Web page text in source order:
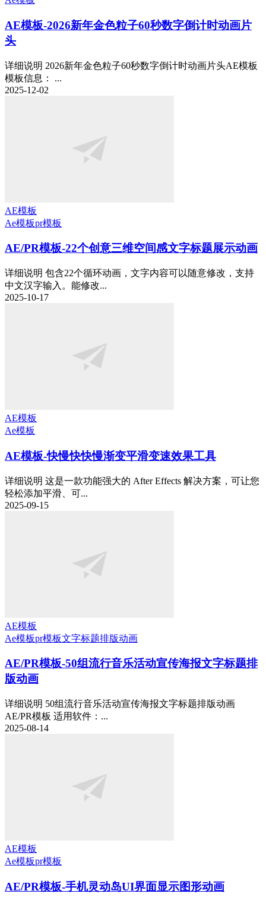
AE模板-2026新年金色粒子60秒数字倒计时动画片
头
详细说明 2026新年金色粒子60秒数字倒计时动画片头AE模板
模板信息： ...
2025-12-02
AE模板
Ae模板pr模板
AE/PR模板-22个创意三维空间感文字标题展示动画
详细说明 包含22个循环动画，文字内容可以随意修改，支持
中文汉字输入。能修改...
2025-10-17
AE模板
Ae模板
AE模板-快慢快快慢渐变平滑变速效果工具
详细说明 这是一款功能强大的 After Effects 解决方案，可让您
轻松添加平滑、可...
2025-09-15
AE模板
Ae模板pr模板文字标题排版动画
AE/PR模板-50组流行音乐活动宣传海报文字标题排
版动画
详细说明 50组流行音乐活动宣传海报文字标题排版动画
AE/PR模板 适用软件：...
2025-08-14
AE模板
Ae模板pr模板
AE/PR模板-手机灵动岛UI界面显示图形动画